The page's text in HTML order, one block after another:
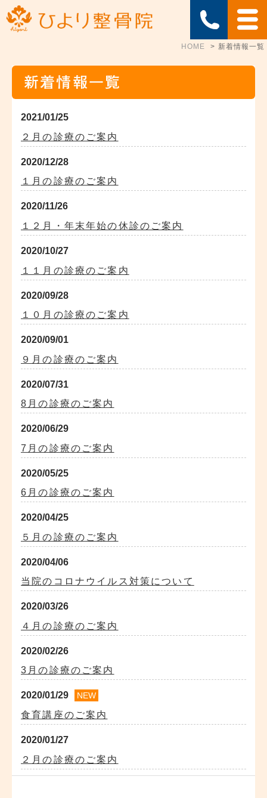
HOME 新着情報一覧
新着情報一覧
2021/01/25
２月の診療のご案内
2020/12/28
１月の診療のご案内
2020/11/26
１２月・年末年始の休診のご案内
2020/10/27
１１月の診療のご案内
2020/09/28
１０月の診療のご案内
2020/09/01
９月の診療のご案内
2020/07/31
8月の診療のご案内
2020/06/29
7月の診療のご案内
2020/05/25
6月の診療のご案内
2020/04/25
５月の診療のご案内
2020/04/06
当院のコロナウイルス対策について
2020/03/26
４月の診療のご案内
2020/02/26
3月の診療のご案内
2020/01/29 NEW
食育講座のご案内
2020/01/27
２月の診療のご案内